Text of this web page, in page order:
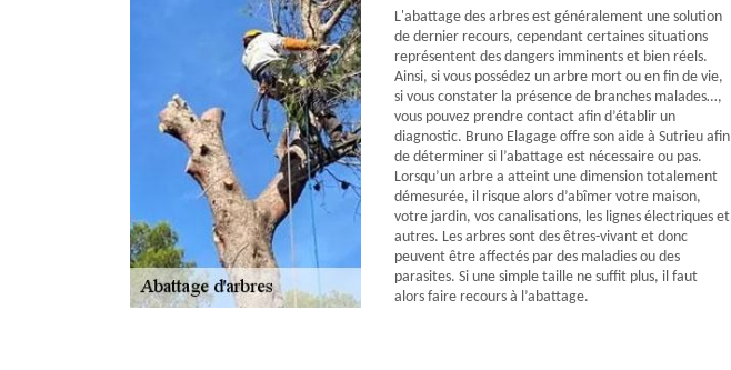
L'abattage des arbres est généralement une solution
de dernier recours, cependant certaines situations
représentent des dangers imminents et bien réels.
Ainsi, si vous possédez un arbre mort ou en fin de vie,
si vous constater la présence de branches malades…,
vous pouvez prendre contact afin d’établir un
diagnostic. Bruno Elagage offre son aide à Sutrieu afin
de déterminer si l’abattage est nécessaire ou pas.
Lorsqu’un arbre a atteint une dimension totalement
démesurée, il risque alors d’abîmer votre maison,
votre jardin, vos canalisations, les lignes électriques et
autres. Les arbres sont des êtres-vivant et donc
peuvent être affectés par des maladies ou des
parasites. Si une simple taille ne suffit plus, il faut
alors faire recours à l’abattage.